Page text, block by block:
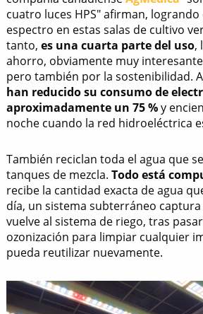
cuatro luces HPS" afirman,
espectro en estas salas de cultivo
tanto, es una cuarta parte del uso,
ahorro, obviamente muy
pero también por la sostenibilidad.
han reducido su consumo de
aproximadamente un 75 %y
noche cuando la red hidroeléctrica
También reciclan toda el agua que
tanques de mezcla. Todo está
recibe la cantidad exacta de agua
día, un sistema subterráneo
vuelve al sistema de riego, tras
ozonización para limpiar cualquier
pueda reutilizar nuevamente.